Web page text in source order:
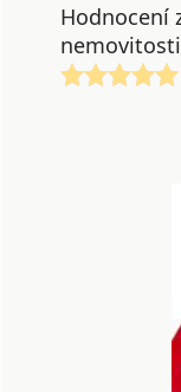
Hodnocení